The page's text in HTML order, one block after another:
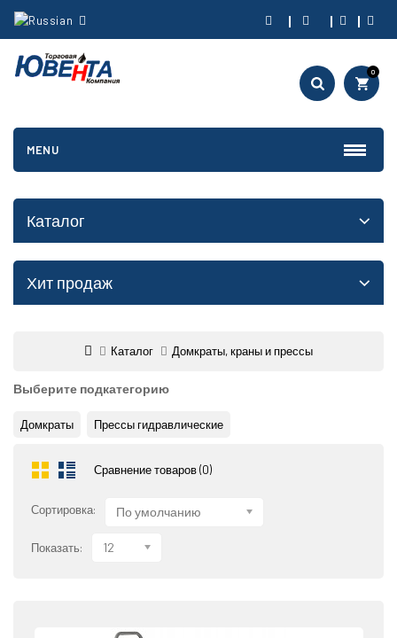
0
MENU
Каталог
Хит продаж
Каталог Домкраты, краны и прессы
Выберите подкатегорию
Домкраты Прессы гидравлические
Сравнение товаров (0)
Сортировка: По умолчанию
Показать: 12